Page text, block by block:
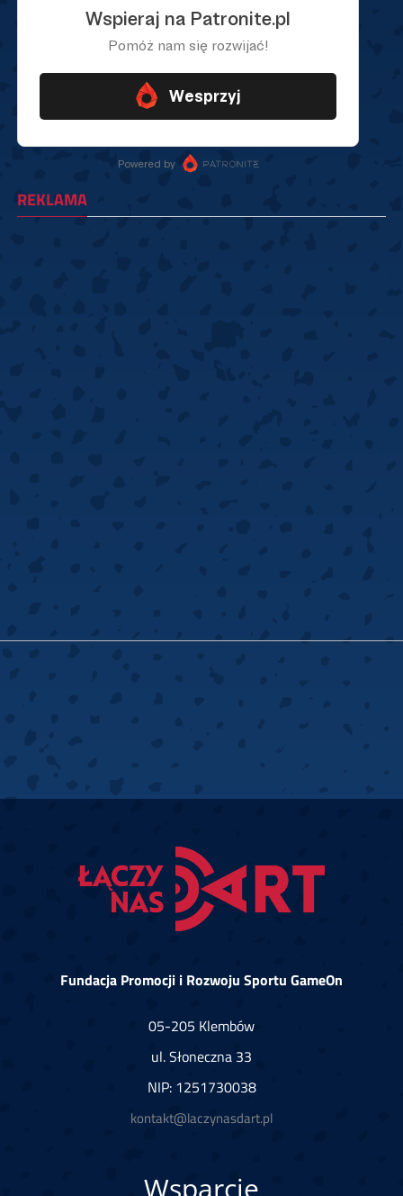
REKLAMA
Fundacja Promocji i Rozwoju Sportu GameOn
05-205 Klembów
ul. Słoneczna 33
NIP: 1251730038
kontakt@laczynasdart.pl